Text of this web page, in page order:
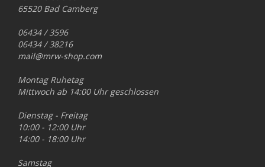
65520 Bad Camberg
06434 / 3596
06434 / 38216
mail@mrw-shop.com
Montag Ruhetag
Mittwoch ab 14:00 Uhr geschlossen
Dienstag - Freitag
10:00 - 12:00 Uhr
14:00 - 18:00 Uhr
Samstag